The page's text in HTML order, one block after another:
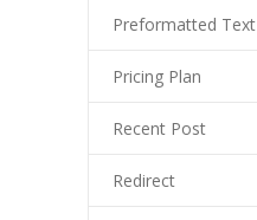
Preformatted Text
Pricing Plan
Recent Post
Redirect